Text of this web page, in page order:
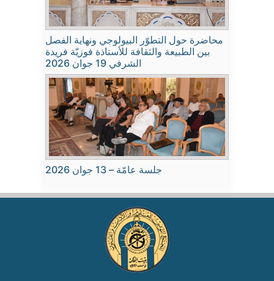
محاضرة حول التطوّر البيولوجي ونهاية الفصل
بين الطبيعة والثقافة للأستاذة فوزيّة فريدة
الشرفي 19 جوان 2026
جلسة عامّة – 13 جوان 2026